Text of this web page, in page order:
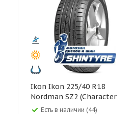
Ikon Ikon 225/40 R18
Nordman SZ2 (Character
Ultra) 92W
Есть в наличии (44)